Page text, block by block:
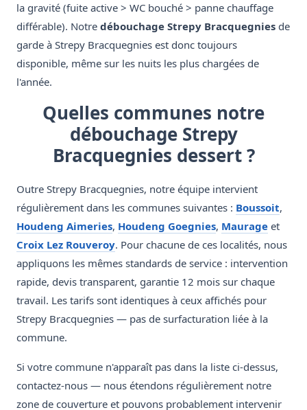
la gravité (fuite active > WC bouché > panne chauffage
différable). Notre débouchage Strepy Bracquegnies de
garde à Strepy Bracquegnies est donc toujours
disponible, même sur les nuits les plus chargées de
l'année.
Quelles communes notre
débouchage Strepy
Bracquegnies dessert ?
Outre Strepy Bracquegnies, notre équipe intervient
régulièrement dans les communes suivantes : Boussoit,
Houdeng Aimeries, Houdeng Goegnies, Maurage et
Croix Lez Rouveroy. Pour chacune de ces localités, nous
appliquons les mêmes standards de service : intervention
rapide, devis transparent, garantie 12 mois sur chaque
travail. Les tarifs sont identiques à ceux affichés pour
Strepy Bracquegnies — pas de surfacturation liée à la
commune.
Si votre commune n'apparaît pas dans la liste ci-dessus,
contactez-nous — nous étendons régulièrement notre
zone de couverture et pouvons probablement intervenir